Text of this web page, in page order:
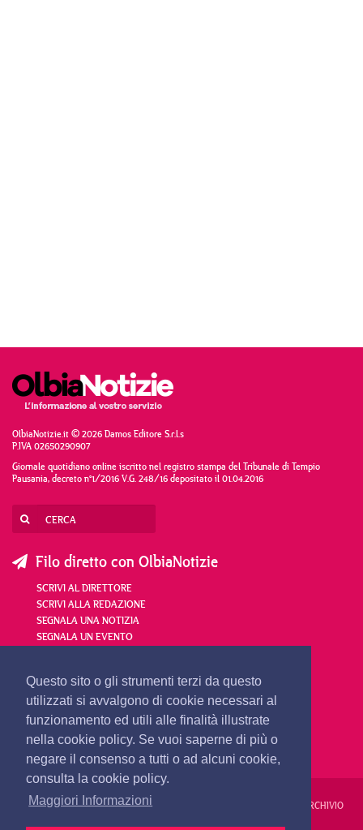
Questo sito o gli strumenti terzi da questo
utilizzati si avvalgono di cookie necessari al
funzionamento ed utili alle finalità illustrate
nella cookie policy. Se vuoi saperne di più o
negare il consenso a tutti o ad alcuni cookie,
consulta la cookie policy.
Maggiori Informazioni
OlbiaNotizie.it © 2026 Damos Editore S.r.l.s
P.IVA 02650290907
Giornale quotidiano online iscritto nel registro stampa del Tribunale di Tempio
Pausania, decreto n°1/2016 V.G. 248/16 depositato il 01.04.2016
Filo diretto con OlbiaNotizie
SCRIVI AL DIRETTORE
SCRIVI ALLA REDAZIONE
SEGNALA UNA NOTIZIA
SEGNALA UN EVENTO
redazione@olbianotizie.it
REDAZIONE PUBBLICITÀ PRIVACY E COOKIES ARCHIVIO